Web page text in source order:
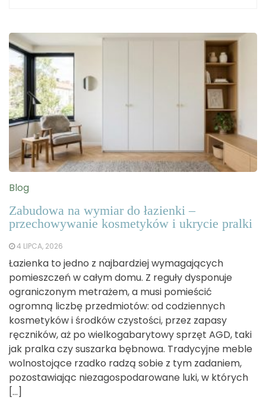
Blog
Zabudowa na wymiar do łazienki –
przechowywanie kosmetyków i ukrycie pralki
4 LIPCA, 2026
Łazienka to jedno z najbardziej wymagających
pomieszczeń w całym domu. Z reguły dysponuje
ograniczonym metrażem, a musi pomieścić
ogromną liczbę przedmiotów: od codziennych
kosmetyków i środków czystości, przez zapasy
ręczników, aż po wielkogabarytowy sprzęt AGD, taki
jak pralka czy suszarka bębnowa. Tradycyjne meble
wolnostojące rzadko radzą sobie z tym zadaniem,
pozostawiając niezagospodarowane luki, w których
[…]